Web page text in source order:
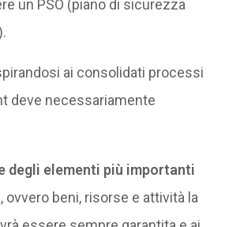
un PSO (piano di sicurezza
ai consolidati processi
deve necessariamente
degli elementi più importanti
, ovvero beni, risorse e attività la